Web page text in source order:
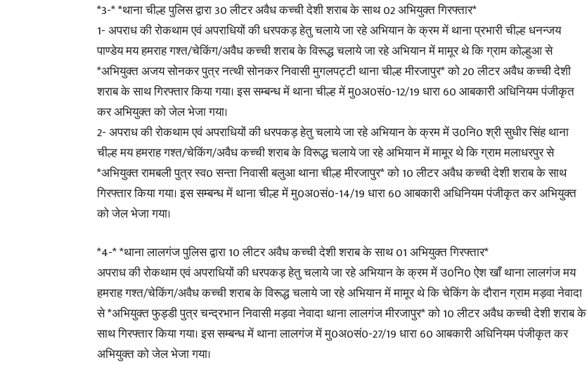
*3-* *थाना चील्ह पुलिस द्वारा 30 लीटर अवैध कच्ची देशी शराब के साथ 02 अभियुक्त गिरफ्तार*
1- अपराध की रोकथाम एवं अपराधियों की धरपकड़ हेतु चलाये जा रहे अभियान के क्रम में थाना प्रभारी चील्ह धनन्जय
पाण्डेय मय हमराह गश्त/चेकिंग/अवैध कच्ची शराब के विरूद्ध चलाये जा रहे अभियान में मामूर थे कि ग्राम कोल्हुआ से
*अभियुक्त अजय सोनकर पुत्र नत्थी सोनकर निवासी मुगलपट्टी थाना चील्ह मीरजापुर* को 20 लीटर अवैध कच्ची देशी
शराब के साथ गिरफ्तार किया गया। इस सम्बन्ध में थाना चील्ह में मु0अ0सं0-12/19 धारा 60 आबकारी अधिनियम पंजीकृत
कर अभियुक्त को जेल भेजा गया।
2- अपराध की रोकथाम एवं अपराधियों की धरपकड़ हेतु चलाये जा रहे अभियान के क्रम में उ0नि0 श्री सुधीर सिंह थाना
चील्ह मय हमराह गश्त/चेकिंग/अवैध कच्ची शराब के विरूद्ध चलाये जा रहे अभियान में मामूर थे कि ग्राम मलाधरपुर से
*अभियुक्त रामबली पुत्र स्व0 सन्ता निवासी बलुआ थाना चील्ह मीरजापुर* को 10 लीटर अवैध कच्ची देशी शराब के साथ
गिरफ्तार किया गया। इस सम्बन्ध में थाना चील्ह में मु0अ0सं0-14/19 धारा 60 आबकारी अधिनियम पंजीकृत कर अभियुक्त
को जेल भेजा गया।
*4-* *थाना लालगंज पुलिस द्वारा 10 लीटर अवैध कच्ची देशी शराब के साथ 01 अभियुक्त गिरफ्तार*
अपराध की रोकथाम एवं अपराधियों की धरपकड़ हेतु चलाये जा रहे अभियान के क्रम में उ0नि0 ऐश खाँ थाना लालगंज मय
हमराह गश्त/चेकिंग/अवैध कच्ची शराब के विरूद्ध चलाये जा रहे अभियान में मामूर थे कि चेकिंग के दौरान ग्राम मड़वा नेवादा
से *अभियुक्त फुड्डी पुत्र चन्द्रभान निवासी मड़वा नेवादा थाना लालगंज मीरजापुर* को 10 लीटर अवैध कच्ची देशी शराब के
साथ गिरफ्तार किया गया। इस सम्बन्ध में थाना लालगंज में मु0अ0सं0-27/19 धारा 60 आबकारी अधिनियम पंजीकृत कर
अभियुक्त को जेल भेजा गया।